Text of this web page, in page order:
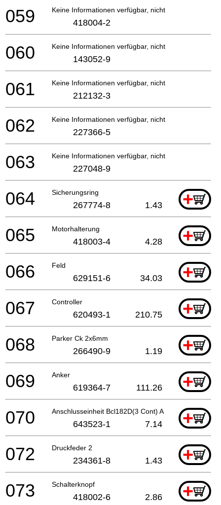
Keine Informationen verfügbar, nicht bestellbar
059 418004-2
Keine Informationen verfügbar, nicht bestellbar
060 143052-9
Keine Informationen verfügbar, nicht bestellbar
061 212132-3
Keine Informationen verfügbar, nicht bestellbar
062 227366-5
Keine Informationen verfügbar, nicht bestellbar
063 227048-9
Sicherungsring +
064 267774-8 1.43
Motorhalterung +
065 418003-4 4.28
Feld +
066 629151-6 34.03
Controller +
067 620493-1 210.75
Parker Ck 2x6mm +
068 266490-9 1.19
Anker +
069 619364-7 111.26
Anschlusseinheit Bcl182D(3 Cont) A +
070 643523-1 7.14
Druckfeder 2 +
072 234361-8 1.43
Schalterknopf +
073 418002-6 2.86